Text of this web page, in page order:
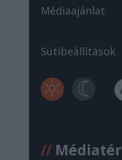
Médiaajánlat
Sütibeállítások
//Médiatér